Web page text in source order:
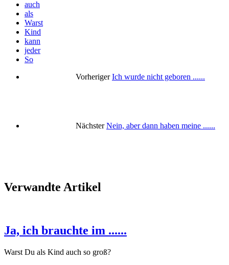
auch
als
Warst
Kind
kann
jeder
So
Vorheriger Ich wurde nicht geboren ......
Nächster Nein, aber dann haben meine ......
Verwandte Artikel
Ja, ich brauchte im ......
Warst Du als Kind auch so groß?